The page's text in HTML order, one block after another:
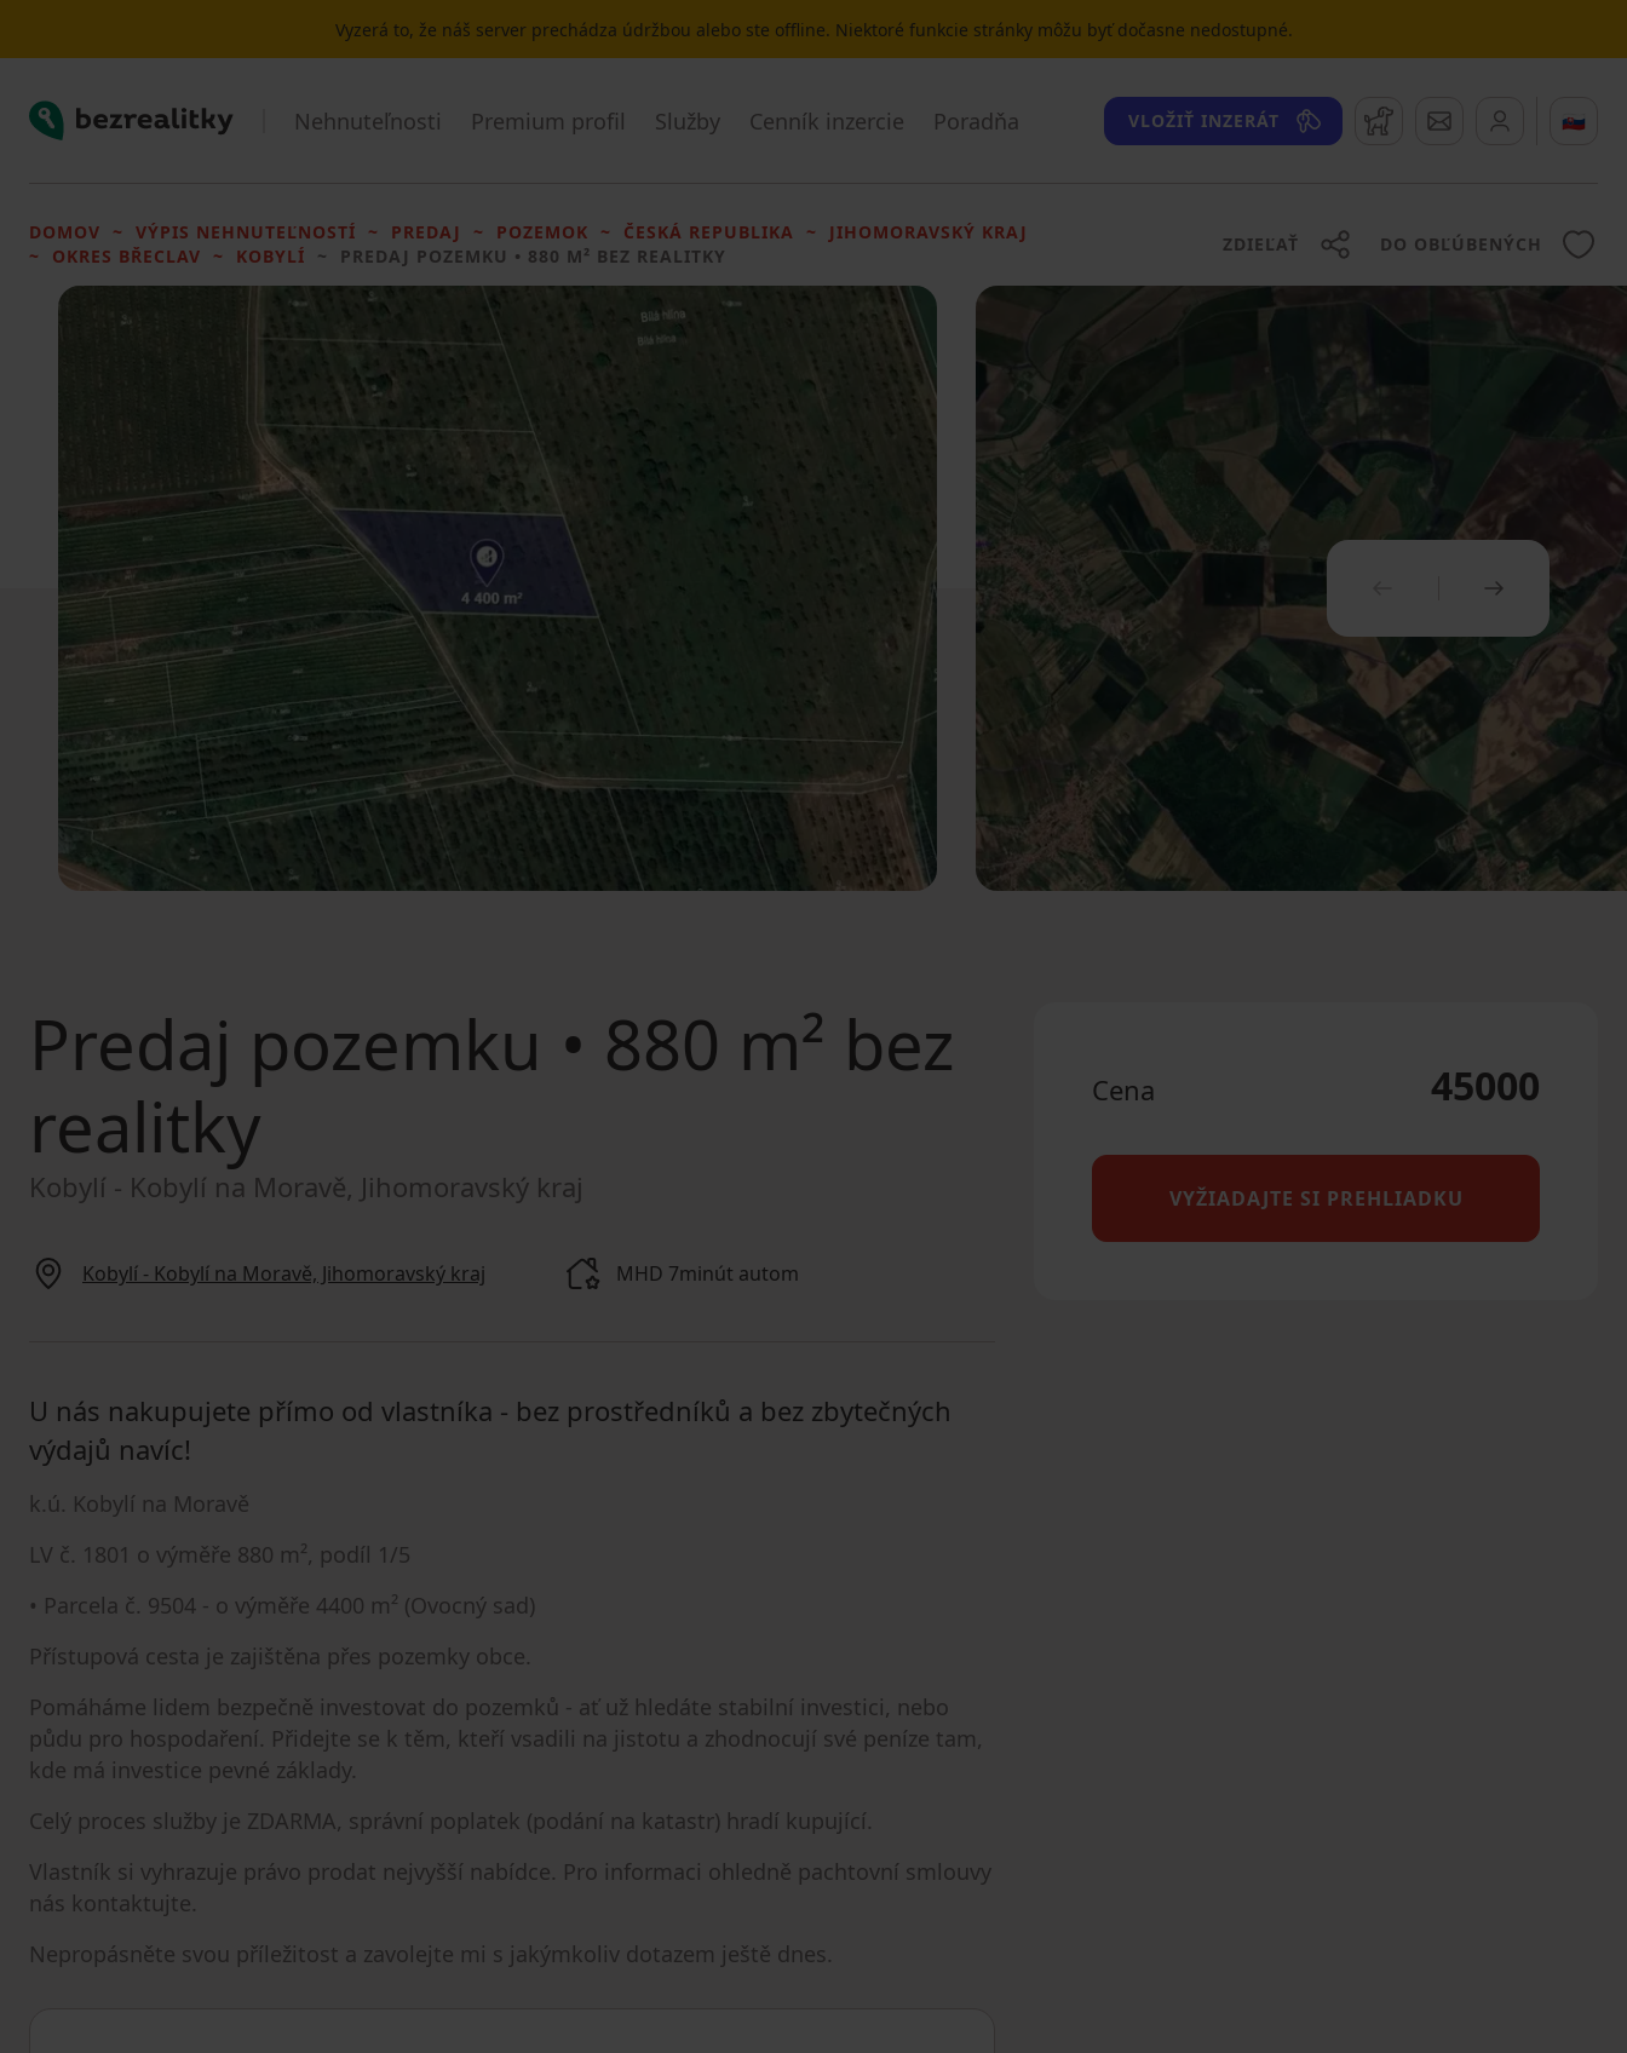
Vyzerá to, že náš server prechádza údržbou alebo ste offline. Niektoré funkcie stránky môžu byť dočasne nedostupné.
Bezrealitky Nehnuteľnosti Premium profil Služby Cenník inzercie Poradňa VLOŽIŤ INZERÁT Strážny pesSprávy 🇸🇰
DOMOV VÝPIS NEHNUTEĽNOSTÍ PREDAJ POZEMOK ČESKÁ REPUBLIKA
JIHOMORAVSKÝ KRAJ
OKRES BŘECLAV
KOBYLÍ PREDAJ POZEMKU • 880 M² BEZ REALITKY
ZDIEĽAŤ DO OBĽÚBENÝCH
PREDCHÁDZAJÚCI
Predaj pozemku • 880 m² bez
realitky
Kobylí - Kobylí na Moravě, Jihomoravský kraj
Kobylí - Kobylí na Moravě, Jihomoravský kraj MHD 7minút autom
U nás nakupujete přímo od vlastníka - bez prostředníků a bez zbytečných
výdajů navíc!
k.ú. Kobylí na Moravě
LV č. 1801 o výměře 880 m², podíl 1/5
• Parcela č. 9504 - o výměře 4400 m² (Ovocný sad)
Přístupová cesta je zajištěna přes pozemky obce.
Pomáháme lidem bezpečně investovat do pozemků - ať už hledáte stabilní investici, nebo
půdu pro hospodaření. Přidejte se k těm, kteří vsadili na jistotu a zhodnocují své peníze tam,
kde má investice pevné základy.
Celý proces služby je ZDARMA, správní poplatek (podání na katastr) hradí kupující.
Vlastník si vyhrazuje právo prodat nejvyšší nabídce. Pro informaci ohledně pachtovní smlouvy
nás kontaktujte.
Nepropásněte svou příležitost a zavolejte mi s jakýmkoliv dotazem ještě dnes.
Cena 45000
VYŽIADAJTE SI PREHLIADKU